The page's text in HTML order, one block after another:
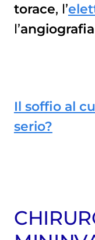
torace, l’
l’
Il soffio al
serio?